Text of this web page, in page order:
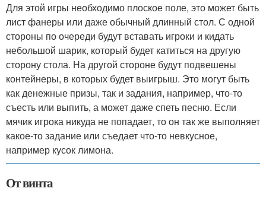
Для этой игры необходимо плоское поле, это может быть
лист фанеры или даже обычный длинный стол. С одной
стороны по очереди будут вставать игроки и кидать
небольшой шарик, который будет катиться на другую
сторону стола. На другой стороне будут подвешены
контейнеры, в которых будет выигрыш. Это могут быть
как денежные призы, так и задания, например, что-то
съесть или выпить, а может даже спеть песню. Если
мячик игрока никуда не попадает, то он так же выполняет
какое-то задание или съедает что-то невкусное,
например кусок лимона.
От винта